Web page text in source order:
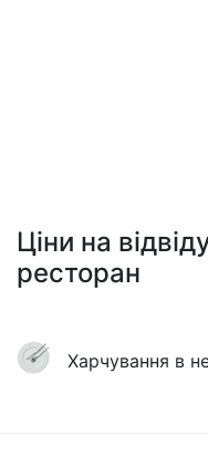
Ціни на
ресторан
Харчування в